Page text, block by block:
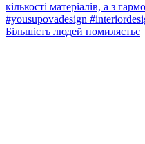
Більшість людей помиляєтьс